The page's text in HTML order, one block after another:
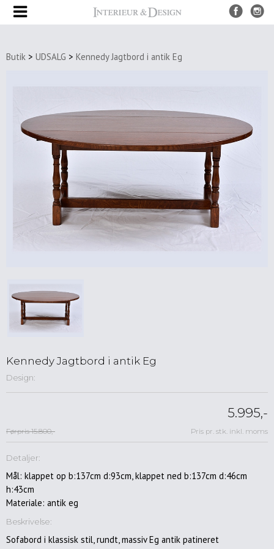
Butik > UDSALG > Kennedy Jagtbord i antik Eg
Kennedy Jagtbord i antik Eg
Design:
5.995,-
Førpris 15.800,- Pris pr. stk. inkl. moms
Detaljer:
Mål: klappet op b:137cm d:93cm, klappet ned b:137cm d:46cm
h:43cm
Materiale: antik eg
Beskrivelse:
Sofabord i klassisk stil, rundt, massiv Eg antik patineret
Møbler
Borde
Spiseborde
Sofaborde
sideborde
Bakke
Lænestole
Kontorstole
Skamler
Barstole
Sofaer
opbevaring
Musik
&
Hifimøbler
Skriveborde
&
konsoller
Entre
møbler